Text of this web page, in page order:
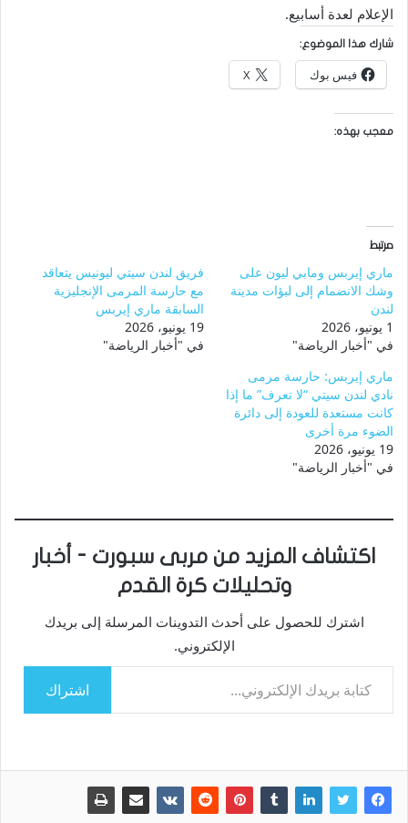
الإعلام لعدة أسابيع.
شارك هذا الموضوع:
فيس بوك X
معجب بهذه:
مرتبط
ماري إيربس ومابي ليون على
وشك الانضمام إلى لبؤات مدينة
لندن
1 يونيو، 2026
في "أخبار الرياضة"
فريق لندن سيتي ليونيس يتعاقد
مع حارسة المرمى الإنجليزية
السابقة ماري إيربس
19 يونيو، 2026
في "أخبار الرياضة"
ماري إيربس: حارسة مرمى
نادي لندن سيتي “لا تعرف” ما إذا
كانت مستعدة للعودة إلى دائرة
الضوء مرة أخرى
19 يونيو، 2026
في "أخبار الرياضة"
اكتشاف المزيد من مربى سبورت - أخبار
وتحليلات كرة القدم
اشترك للحصول على أحدث التدوينات المرسلة إلى بريدك
الإلكتروني.
كتابة بريدك الإلكتروني...
اشتراك